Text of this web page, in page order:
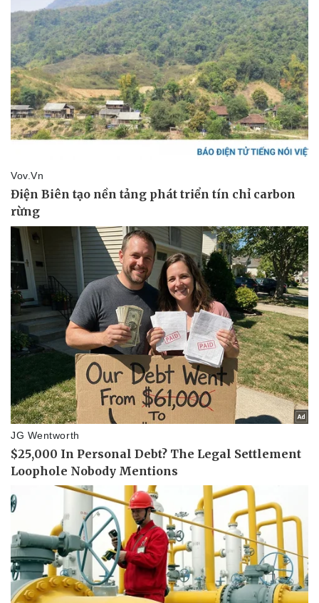
Thể thao
Bóng đá
Lịch thi đấu bóng đá
Thế giới thể thao
eSports
Hậu trường
Ô tô - Xe máy
Ô tô
Xe máy
Tư vấn